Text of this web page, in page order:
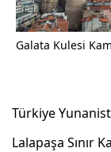
Galata Kulesi
Türkiye
Lalapaşa Sınır